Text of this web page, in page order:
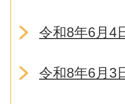
令和8年6月4
令和8年6月3